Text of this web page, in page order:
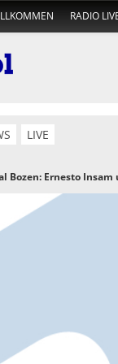
RADIO
LIVE
Bozen: Ernesto